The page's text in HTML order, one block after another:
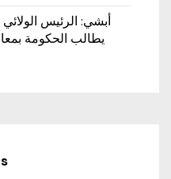
أبشي: الرئيس
يطالب الحكومة